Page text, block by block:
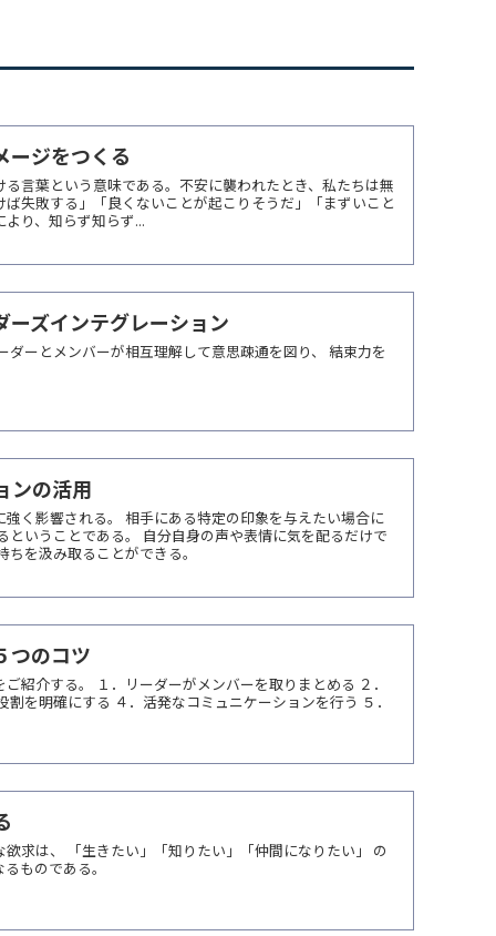
ージをつくる
言葉という意味である。不安に襲われたとき、私たちは無
失敗する」「良くないことが起こりそうだ」「まずいこと
り、知らず知らず...
ーズインテグレーション
ダーとメンバーが相互理解して意思疎通を図り、 結束力を
ンの活用
く影響される。 相手にある特定の印象を与えたい場合に
ということである。 自分自身の声や表情に気を配るだけで
を汲み取ることができる。
つのコツ
紹介する。 １．リーダーがメンバーを取りまとめる ２．
を明確にする ４．活発なコミュニケーションを行う ５．
求は、 「生きたい」「知りたい」「仲間になりたい」 の
ものである。